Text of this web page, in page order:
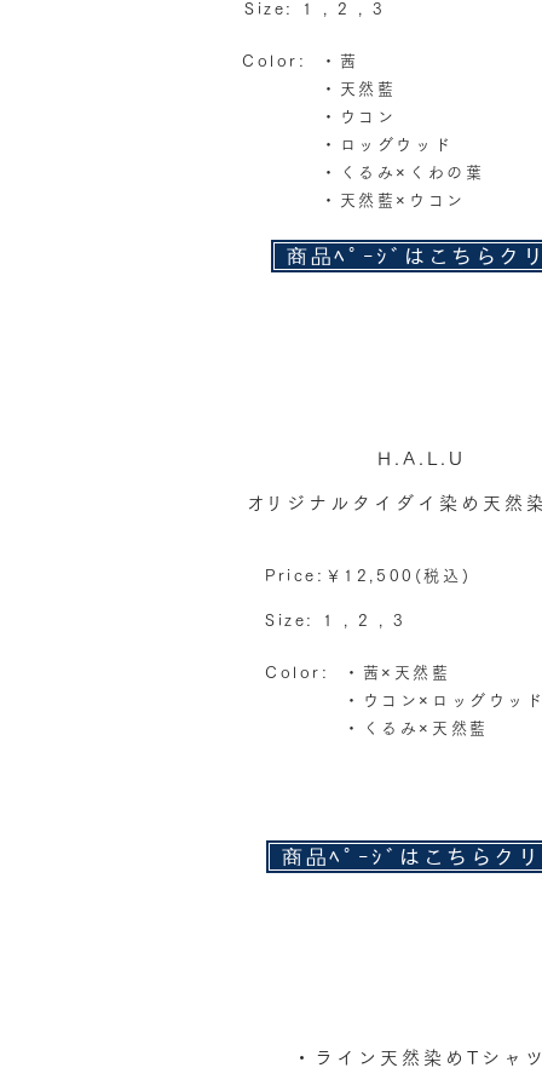
Size: 1 , 2 , 3
Color:
・茜
・天然藍
・ウコン
・ロッグウッド
・くるみ×くわの葉
・天然藍×ウコン
商品ﾍﾟｰｼﾞはこちらク
​H.A.L.U
オリジナルタイダイ染め天然
Price:￥12,500(税込)
Size: 1 , 2 , 3
Color:
・茜×天然藍
・ウコン×ロッグウッド
・くるみ×天然藍
商品ﾍﾟｰｼﾞはこちらクリ
・​ライン天然染めTシャツ